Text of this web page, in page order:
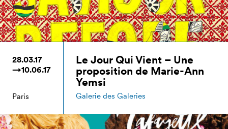
28.03.17
→10.06.17
Paris
Le Jour Qui Vient – Une
proposition de Marie-Ann
Yemsi
Galerie des Galeries